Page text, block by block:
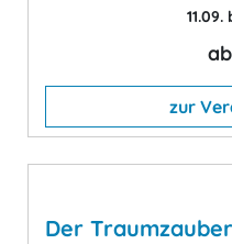
11.09.
ab
zur
Der